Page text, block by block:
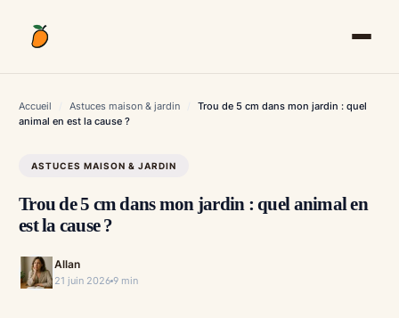
contenu
Accueil Astuces maison & jardin
Trou de 5 cm dans mon jardin : quel
animal en est la cause ?
ASTUCES MAISON & JARDIN
Trou de 5 cm dans mon jardin : quel animal en
est la cause ?
Allan
21 juin 2026 9 min